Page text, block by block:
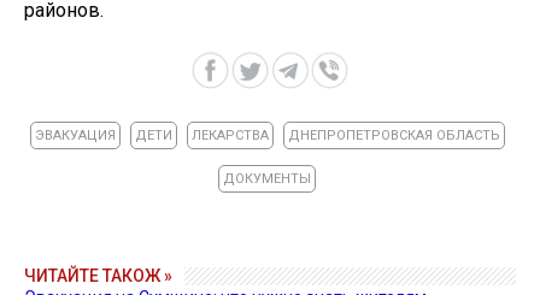
районов.
ЭВАКУАЦИЯ ДЕТИ ЛЕКАРСТВА ДНЕПРОПЕТРОВСКАЯ ОБЛАСТЬ
ДОКУМЕНТЫ
ЧИТАЙТЕ ТАКОЖ »